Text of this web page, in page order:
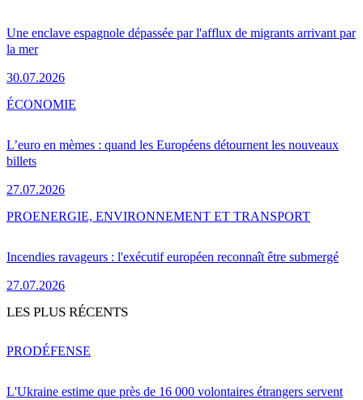
Une enclave espagnole dépassée par l'afflux de migrants arrivant par
la mer
30.07.2026
L’euro en mèmes : quand les Européens détournent les nouveaux
billets
27.07.2026
ÉCONOMIE
Incendies ravageurs : l'exécutif européen reconnaît être submergé
27.07.2026
PROENERGIE, ENVIRONNEMENT ET TRANSPORT
LES PLUS RÉCENTS
L'Ukraine estime que près de 16 000 volontaires étrangers servent
PRODÉFENSE